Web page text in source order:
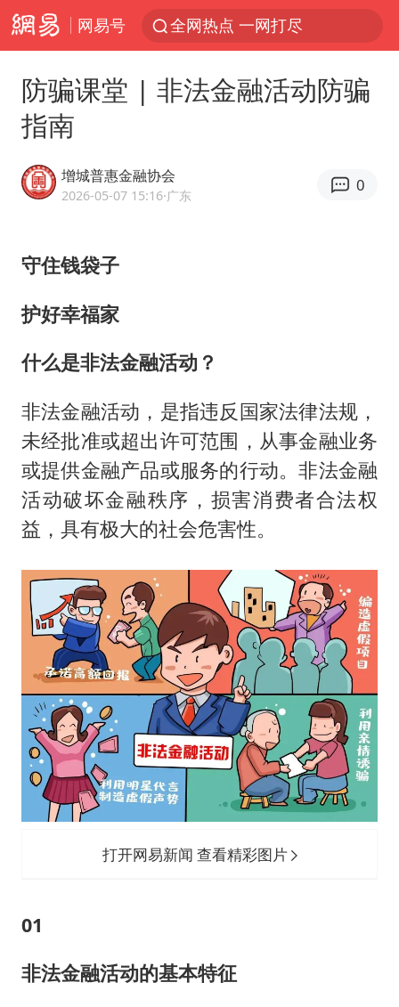
网易号 全网热点 一网打尽
防骗课堂 | 非法金融活动防骗
指南
增城普惠金融协会
2026-05-07 15:16·广东
0
守住钱袋子
护好幸福家
什么是非法金融活动？
非法金融活动，是指违反国家法律法规，
未经批准或超出许可范围，从事金融业务
或提供金融产品或服务的行动。非法金融
活动破坏金融秩序，损害消费者合法权
益，具有极大的社会危害性。
打开网易新闻 查看精彩图片
01
非法金融活动的基本特征